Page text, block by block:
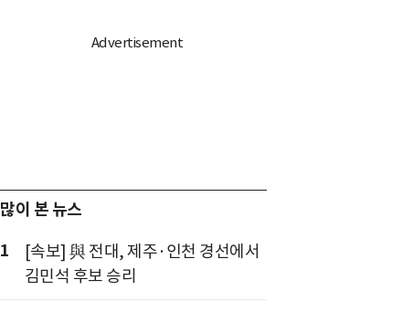
많이 본 뉴스
1
[속보] 與 전대, 제주·인천 경선에서
김민석 후보 승리